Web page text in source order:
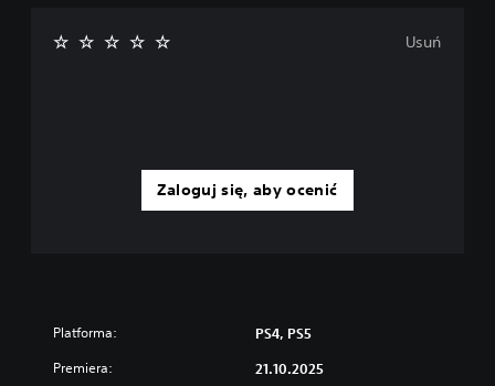
Zaloguj się, aby ocenić
Usuń
Platforma: PS4, PS5
Premiera: 21.10.2025